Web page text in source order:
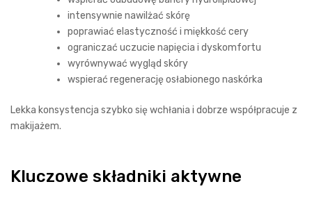
intensywnie nawilżać skórę
poprawiać elastyczność i miękkość cery
ograniczać uczucie napięcia i dyskomfortu
wyrównywać wygląd skóry
wspierać regenerację osłabionego naskórka
Lekka konsystencja szybko się wchłania i dobrze współpracuje z
makijażem.
Kluczowe składniki aktywne